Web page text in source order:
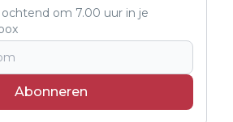
ochtend om 7.00 uur in je
Abonneren